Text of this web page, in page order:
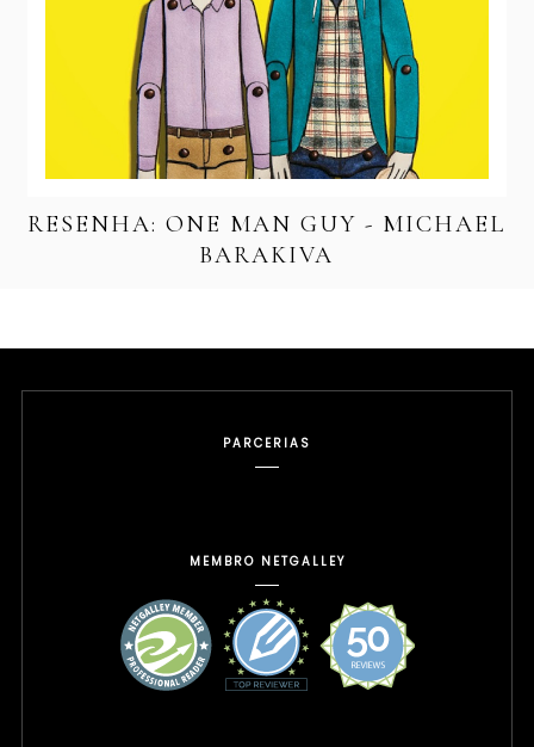
RESENHA: ONE MAN GUY - MICHAEL
BARAKIVA
PARCERIAS
MEMBRO NETGALLEY